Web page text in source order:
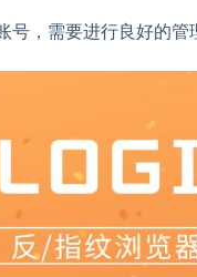
号，需要进行良好的管